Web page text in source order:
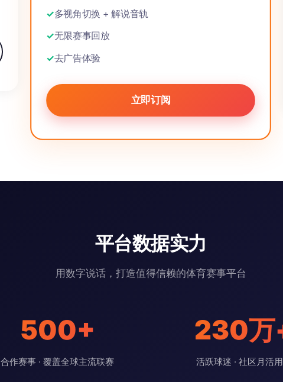
多视角切换 + 解说音轨
无限赛事回放
去广告体验
立即订阅
平台数据实力
用数字说话，打造值得信赖的体育赛事平台
500+
合作赛事 · 覆盖全球主流联赛
230万
活跃球迷 · 社区月活